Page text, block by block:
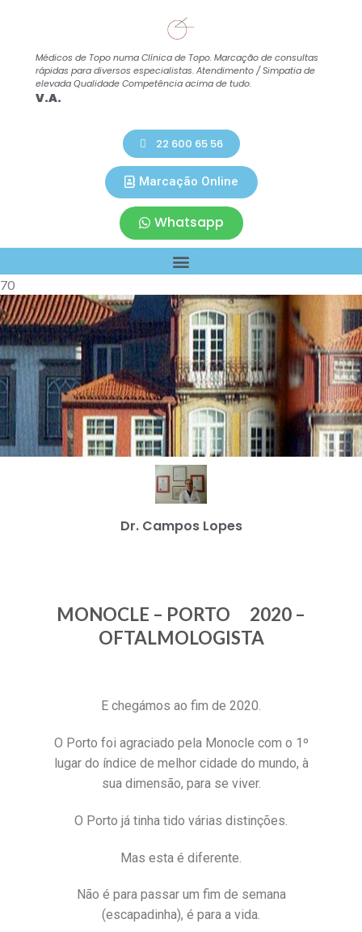
Médicos de Topo numa Clínica de Topo. Marcação de consultas
rápidas para diversos especialistas. Atendimento / Simpatia de
elevada Qualidade Competência acima de tudo.
V.A.
22 600 65 56
Marcação Online
Whatsapp
70
Dr. Campos Lopes
MONOCLE – PORTO 2020 –
OFTALMOLOGISTA
E chegámos ao fim de 2020.
O Porto foi agraciado pela Monocle com o 1º
lugar do índice de melhor cidade do mundo, à
sua dimensão, para se viver.
O Porto já tinha tido várias distinções.
Mas esta é diferente.
Não é para passar um fim de semana
(escapadinha), é para a vida.